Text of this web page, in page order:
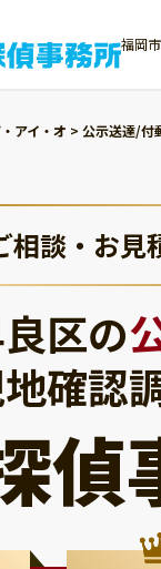
福岡
アイ・オ > 公示送達/付
相談・お見
区の
確認
偵